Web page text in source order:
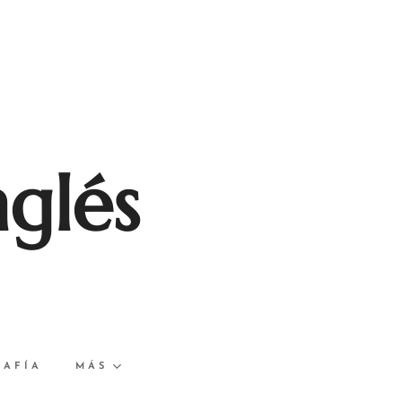
MÁS